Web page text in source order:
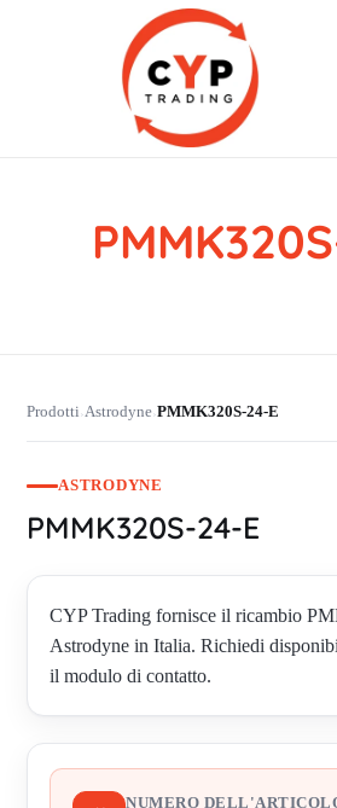
CYP Trading
Professionelle Ersatzteilbeschaffung
Prodotti›Astrodyne›PMMK320S-24-E
ASTRODYNE
PMMK320S-24-E
CYP Trading fornisce il ricambio
Astrodyne in Italia. Richiedi
il modulo di contatto.
NUMERO